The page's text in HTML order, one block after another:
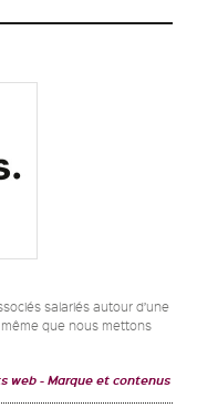
salariés autour d’une
que nous mettons
web Marque et contenus